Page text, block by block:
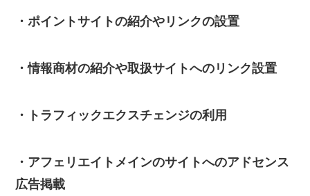
・ポイントサイトの紹介やリンクの設置
・情報商材の紹介や取扱サイトへのリンク設置
・トラフィックエクスチェンジの利用
・アフェリエイトメインのサイトへのアドセンス
広告掲載